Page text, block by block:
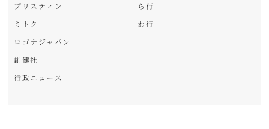
プリスティン
ミトク
ロゴナジャパン
創健社
行政ニュース
ら行
わ行